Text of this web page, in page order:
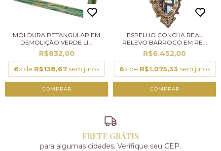
MOLDURA RETANGULAR EM
DEMOLIÇÃO VERDE LI...
R$832,00
6x de R$138,67 sem juros
ESPELHO CONCHA REAL
RELEVO BARROCO EM RE...
R$6.452,00
6x de R$1.075,33 sem juros
FRETE GRÁTIS
para algumas cidades. Verifique seu CEP.